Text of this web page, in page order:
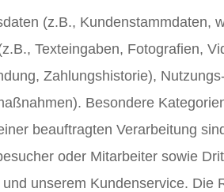
(z.B., Kundenstammdaten,
Texteingaben, Fotografien,
Zahlungshistorie),
Besondere
beauftragten Verarbeitung
oder Mitarbeiter sowie
unserem Kundenservice.